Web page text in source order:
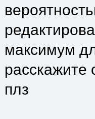
максимум
плз